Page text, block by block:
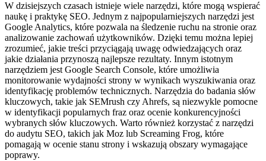
W dzisiejszych czasach istnieje wiele narzędzi, które mogą wspierać
naukę i praktykę SEO. Jednym z najpopularniejszych narzędzi jest
Google Analytics, które pozwala na śledzenie ruchu na stronie oraz
analizowanie zachowań użytkowników. Dzięki temu można lepiej
zrozumieć, jakie treści przyciągają uwagę odwiedzających oraz
jakie działania przynoszą najlepsze rezultaty. Innym istotnym
narzędziem jest Google Search Console, które umożliwia
monitorowanie wydajności strony w wynikach wyszukiwania oraz
identyfikację problemów technicznych. Narzędzia do badania słów
kluczowych, takie jak SEMrush czy Ahrefs, są niezwykle pomocne
w identyfikacji popularnych fraz oraz ocenie konkurencyjności
wybranych słów kluczowych. Warto również korzystać z narzędzi
do audytu SEO, takich jak Moz lub Screaming Frog, które
pomagają w ocenie stanu strony i wskazują obszary wymagające
poprawy.